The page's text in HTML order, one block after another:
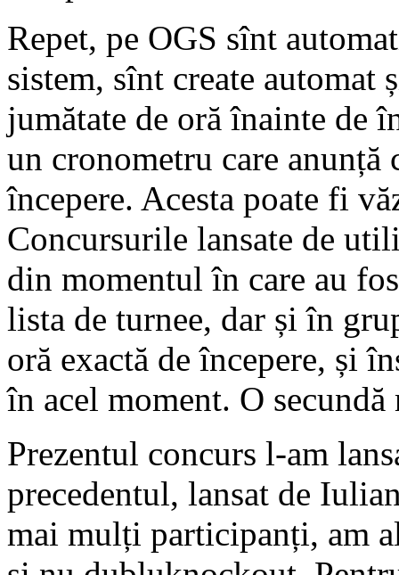
Repet, pe OGS sînt
sistem, sînt create
jumătate de oră înainte de
un cronometru care
începere. Acesta poate fi
Concursurile lansate de
din momentul în care au
lista de turnee, dar și în
oră exactă de începere, și
în acel moment. O
Prezentul concurs l-am
precedentul, lansat de
mai mulți participanți, am